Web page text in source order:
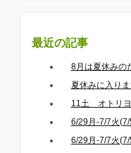
最近の記事
8月は夏休みの
夏休みに入り
11土 オトリ
6/29月-7/7火
6/29月-7/7火